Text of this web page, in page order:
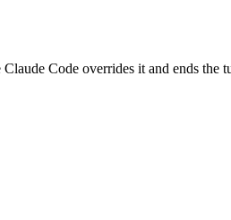
Code overrides it and ends the